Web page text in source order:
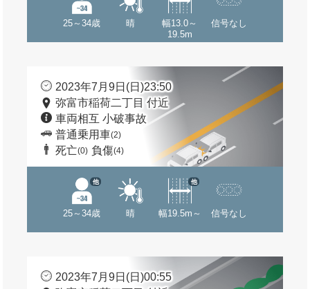
25～34歳 晴
幅13.0～
19.5m
信号なし
2023年7月9日(日)23:50
弥富市稲荷二丁目 付近
車両相互 小破事故
普通乗用車(2)
死亡(0) 負傷(4)
25～34歳
他
晴 幅19.5m～
他
信号なし
2023年7月9日(日)00:55